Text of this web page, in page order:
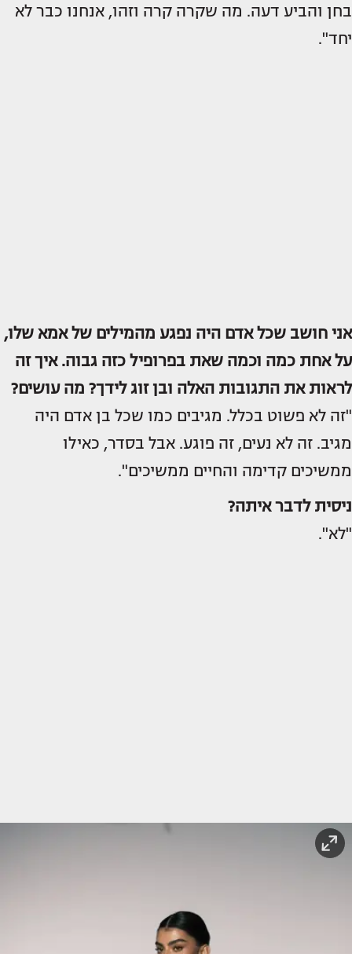
בחן והביע דעה. מה שקרה קרה וזהו, אנחנו כבר לא
יחד".
אני חושב שכל אדם היה נפגע מהמילים של אמא שלו,
על אחת כמה וכמה שאת בפרופיל כזה גבוה. איך זה
לראות את התגובות האלה ובן זוג לידך? מה עושים?
"זה לא פשוט בכלל. מגיבים כמו שכל בן אדם היה
מגיב. זה לא נעים, זה פוגע. אבל בסדר, כאילו
ממשיכים קדימה והחיים ממשיכים".
ניסית לדבר איתה?
"לא".